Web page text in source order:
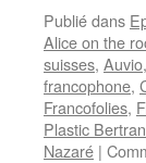
Publié dans
Alice on the
suisses, Auvio,
francophone,
Francofolies,
Plastic
Nazaré |